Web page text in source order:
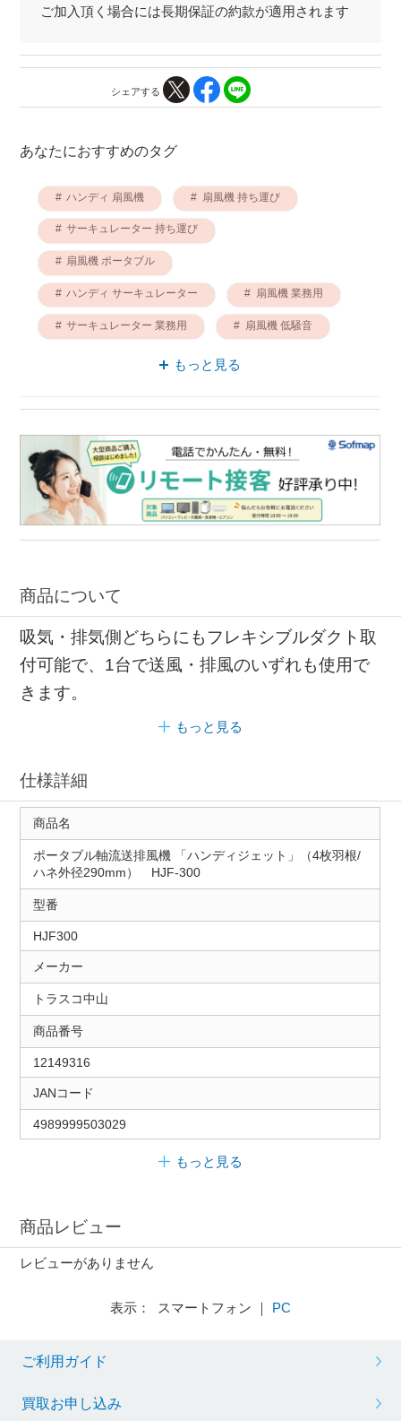
ご加入頂く場合には長期保証の約款が適用されます
シェアする
あなたにおすすめのタグ
ハンディ 扇風機 扇風機 持ち運び
サーキュレーター 持ち運び
扇風機 ポータブル
ハンディ サーキュレーター 扇風機 業務用
サーキュレーター 業務用 扇風機 低騒音
サーキュレーター ポータブル
もっと見る
商品について
吸気・排気側どちらにもフレキシブルダクト取
付可能で、1台で送風・排風のいずれも使用で
きます。
もっと見る
仕様詳細
商品名
ポータブル軸流送排風機 「ハンディジェット」（4枚羽根/
ハネ外径290mm） HJF-300
型番
HJF300
メーカー
トラスコ中山
商品番号
12149316
JANコード
4989999503029
もっと見る
商品レビュー
レビューがありません
表示： スマートフォン ｜ PC
ご利用ガイド
買取お申し込み